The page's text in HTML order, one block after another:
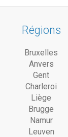
Régions
Bruxelles
Anvers
Gent
Charleroi
Liège
Brugge
Namur
Leuven